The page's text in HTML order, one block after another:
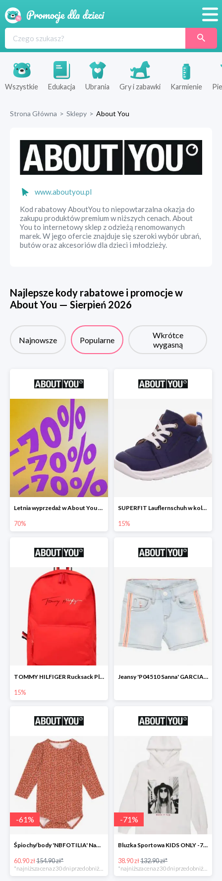
Produkty
Sklepy
Wszystkie Edukacja Ubrania Gry i zabawki Karmienie
Strona Główna > Sklepy > About You
www.aboutyou.pl
Kod rabatowy AboutYou to niepowtarzalna okazja do
zakupu produktów premium w niższych cenach. About
You to internetowy sklep z odzieżą renomowanych
marek. W jego ofercie znajduje się szeroki wybór ubrań,
butów oraz akcesoriów dla dzieci i młodzieży.
Najlepsze kody rabatowe i promocje w
About You — Sierpień 2026
Najnowsze Popularne
Wkrótce
wygasną
Letnia wyprzedaż w About You do -70%
70%
SUPERFIT Lauflernschuh w kolorze Niebieski -15%
15%
TOMMY HILFIGER Rucksack Plecak -15%
15%
Jeansy 'P04510 Sanna' GARCIA -69%
-61%
Śpiochy/body 'NBFOTILIA' Name It -62%
60.90 zł154.90 zł*
*najniższa cena z 30 dni przed obniżką
-71%
Bluzka Sportowa KIDS ONLY -71%
38.90 zł132.90 zł*
*najniższa cena z 30 dni przed obniżką